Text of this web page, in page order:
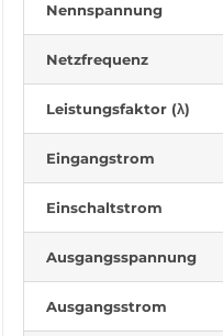
Nennspannung
Netzfrequenz
Leistungsfaktor (λ)
Eingangstrom
Einschaltstrom
Ausgangsspannung
Ausgangsstrom